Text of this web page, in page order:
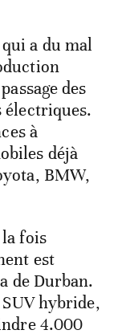
a du mal
des
électriques.
à
déjà
BMW,
fois
est
de Durban.
hybride,
4.000